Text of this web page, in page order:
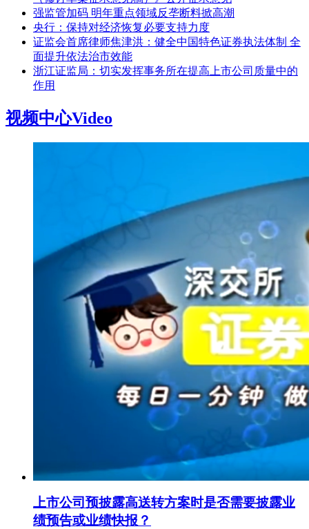
强监管加码 明年重点领域反垄断料掀高潮
央行：保持对经济恢复必要支持力度
证监会首席律师焦津洪：健全中国特色证券执法体制 全
面提升依法治市效能
浙江证监局：切实发挥事务所在提高上市公司质量中的
作用
视频中心Video
上市公司预披露高送转方案时是否需要披露业
绩预告或业绩快报？